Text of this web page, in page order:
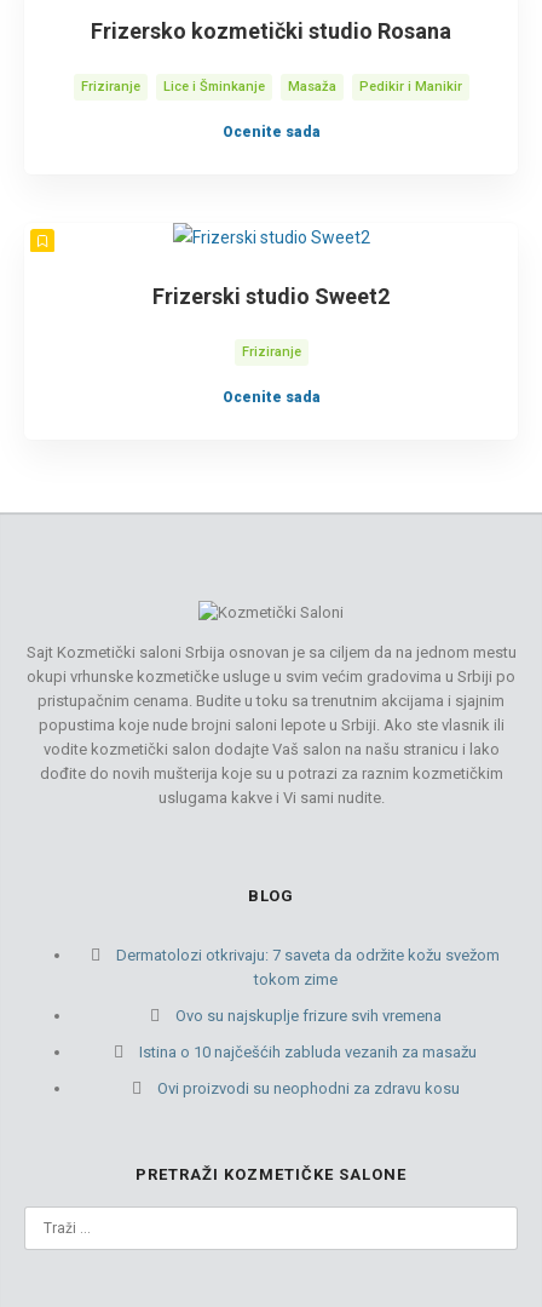
Frizersko kozmetički studio Rosana
Friziranje Lice i Šminkanje Masaža Pedikir i Manikir
Ocenite sada
Frizerski studio Sweet2
Friziranje
Ocenite sada
Sajt Kozmetički saloni Srbija osnovan je sa ciljem da na jednom mestu
okupi vrhunske kozmetičke usluge u svim većim gradovima u Srbiji po
pristupačnim cenama. Budite u toku sa trenutnim akcijama i sjajnim
popustima koje nude brojni saloni lepote u Srbiji. Ako ste vlasnik ili
vodite kozmetički salon dodajte Vaš salon na našu stranicu i lako
dođite do novih mušterija koje su u potrazi za raznim kozmetičkim
uslugama kakve i Vi sami nudite.
BLOG
Dermatolozi otkrivaju: 7 saveta da održite kožu svežom
tokom zime
Ovo su najskuplje frizure svih vremena
Istina o 10 najčešćih zabluda vezanih za masažu
Ovi proizvodi su neophodni za zdravu kosu
PRETRAŽI KOZMETIČKE SALONE